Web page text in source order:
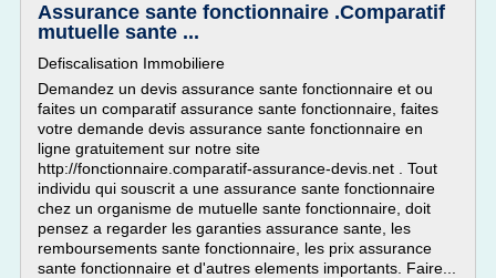
Assurance sante fonctionnaire .Comparatif
mutuelle sante ...
Defiscalisation Immobiliere
Demandez un devis assurance sante fonctionnaire et ou
faites un comparatif assurance sante fonctionnaire, faites
votre demande devis assurance sante fonctionnaire en
ligne gratuitement sur notre site
http://fonctionnaire.comparatif-assurance-devis.net . Tout
individu qui souscrit a une assurance sante fonctionnaire
chez un organisme de mutuelle sante fonctionnaire, doit
pensez a regarder les garanties assurance sante, les
remboursements sante fonctionnaire, les prix assurance
sante fonctionnaire et d'autres elements importants. Faire...